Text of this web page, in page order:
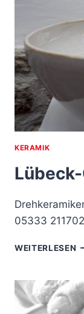
KERAMIK
05333
WEITERLESEN